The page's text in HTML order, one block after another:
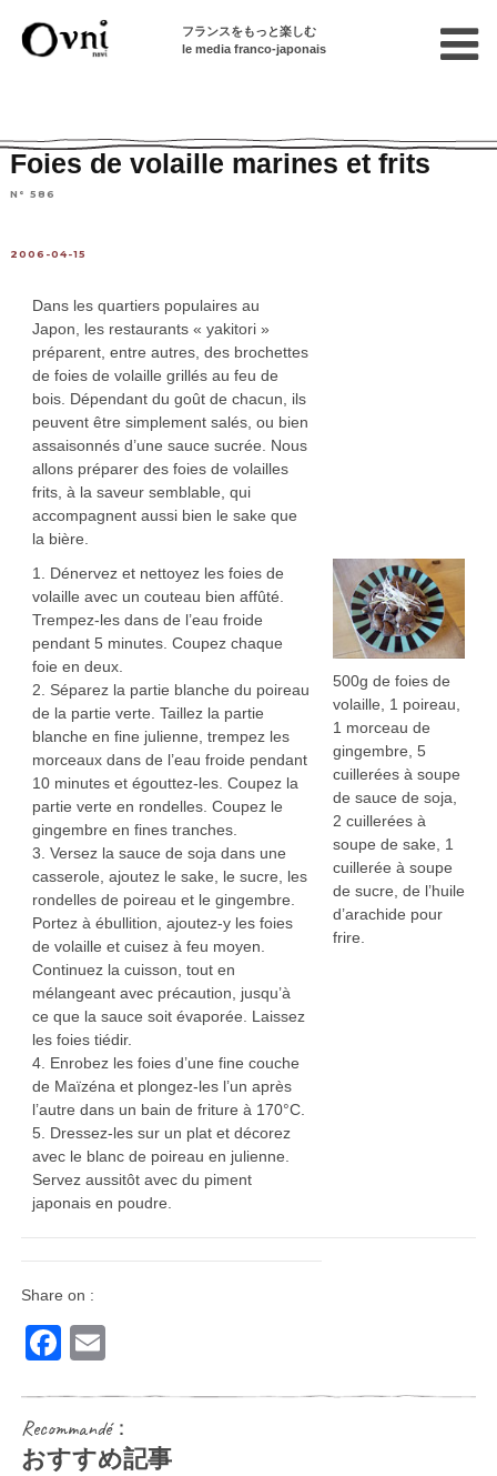
フランスをもっと楽しむ
le media franco-japonais
Foies de volaille marines et frits
N° 586
2006-04-15
Dans les quartiers populaires au
Japon, les restaurants « yakitori »
préparent, entre autres, des brochettes
de foies de volaille grillés au feu de
bois. Dépendant du goût de chacun, ils
peuvent être simplement salés, ou bien
assaisonnés d’une sauce sucrée. Nous
allons préparer des foies de volailles
frits, à la saveur semblable, qui
accompagnent aussi bien le sake que
la bière.
1. Dénervez et nettoyez les foies de
volaille avec un couteau bien affûté.
Trempez-les dans de l’eau froide
pendant 5 minutes. Coupez chaque
foie en deux.
2. Séparez la partie blanche du poireau
de la partie verte. Taillez la partie
blanche en fine julienne, trempez les
morceaux dans de l’eau froide pendant
10 minutes et égouttez-les. Coupez la
partie verte en rondelles. Coupez le
gingembre en fines tranches.
3. Versez la sauce de soja dans une
casserole, ajoutez le sake, le sucre, les
rondelles de poireau et le gingembre.
Portez à ébullition, ajoutez-y les foies
de volaille et cuisez à feu moyen.
Continuez la cuisson, tout en
mélangeant avec précaution, jusqu’à
ce que la sauce soit évaporée. Laissez
les foies tiédir.
4. Enrobez les foies d’une fine couche
de Maïzéna et plongez-les l’un après
l’autre dans un bain de friture à 170°C.
5. Dressez-les sur un plat et décorez
avec le blanc de poireau en julienne.
Servez aussitôt avec du piment
japonais en poudre.
500g de foies de
volaille, 1 poireau,
1 morceau de
gingembre, 5
cuillerées à soupe
de sauce de soja,
2 cuillerées à
soupe de sake, 1
cuillerée à soupe
de sucre, de l’huile
d’arachide pour
frire.
Share on :
Facebook
Recommandé：
おすすめ記事